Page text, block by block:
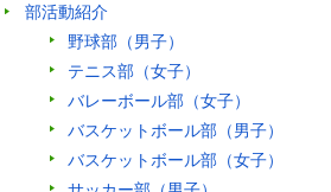
部活動紹介
野球部（男子）
テニス部（女子）
バレーボール部（女子）
バスケットボール部（男子）
バスケットボール部（女子）